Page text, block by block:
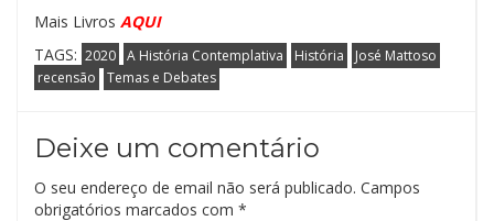
Mais Livros AQUI
TAGS: 2020 A História Contemplativa História
José Mattoso
recensão
Temas e Debates
Deixe um comentário
O seu endereço de email não será publicado. Campos
obrigatórios marcados com *